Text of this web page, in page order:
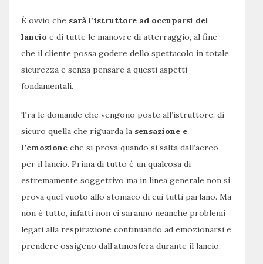
È ovvio che sarà l’istruttore ad occuparsi del
lancio e di tutte le manovre di atterraggio, al fine
che il cliente possa godere dello spettacolo in totale
sicurezza e senza pensare a questi aspetti
fondamentali.
Tra le domande che vengono poste all’istruttore, di
sicuro quella che riguarda la sensazione e
l’emozione che si prova quando si salta dall’aereo
per il lancio. Prima di tutto è un qualcosa di
estremamente soggettivo ma in linea generale non si
prova quel vuoto allo stomaco di cui tutti parlano. Ma
non è tutto, infatti non ci saranno neanche problemi
legati alla respirazione continuando ad emozionarsi e
prendere ossigeno dall’atmosfera durante il lancio.